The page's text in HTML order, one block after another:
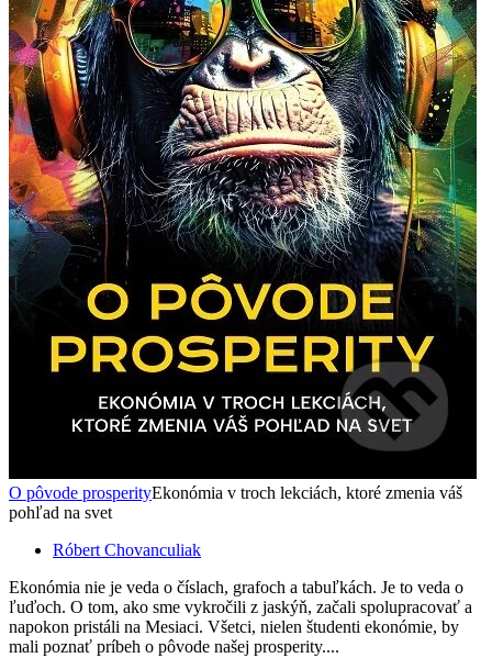
O pôvode prosperityEkonómia v troch lekciách, ktoré zmenia váš
pohľad na svet
Róbert Chovanculiak
Ekonómia nie je veda o číslach, grafoch a tabuľkách. Je to veda o
ľuďoch. O tom, ako sme vykročili z jaskýň, začali spolupracovať a
napokon pristáli na Mesiaci. Všetci, nielen študenti ekonómie, by
mali poznať príbeh o pôvode našej prosperity....